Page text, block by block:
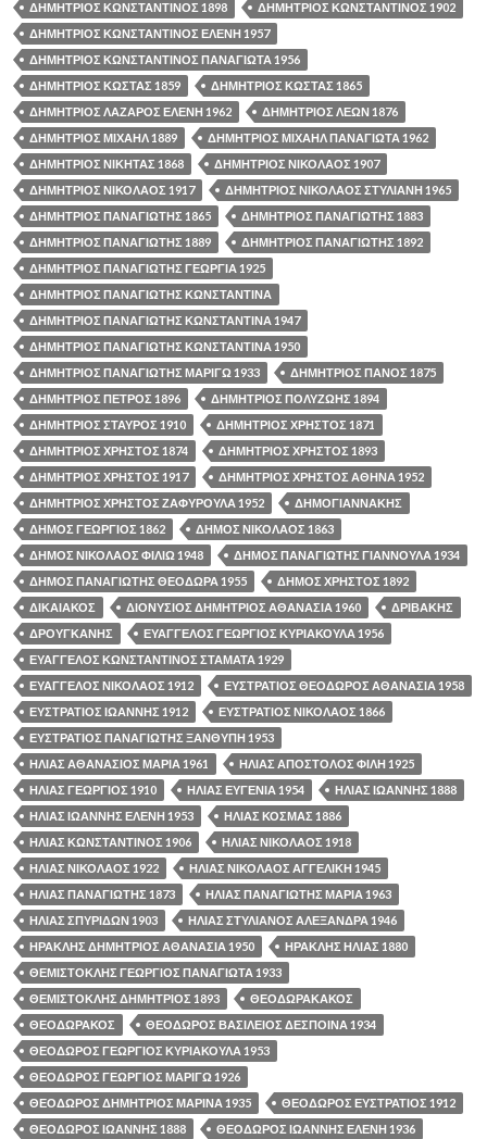
ΔΗΜΗΤΡΙΟΣ ΚΩΝΣΤΑΝΤΙΝΟΣ 1898
ΔΗΜΗΤΡΙΟΣ ΚΩΝΣΤΑΝΤΙΝΟΣ 1902
ΔΗΜΗΤΡΙΟΣ ΚΩΝΣΤΑΝΤΙΝΟΣ ΕΛΕΝΗ 1957
ΔΗΜΗΤΡΙΟΣ ΚΩΝΣΤΑΝΤΙΝΟΣ ΠΑΝΑΓΙΩΤΑ 1956
ΔΗΜΗΤΡΙΟΣ ΚΩΣΤΑΣ 1859
ΔΗΜΗΤΡΙΟΣ ΚΩΣΤΑΣ 1865
ΔΗΜΗΤΡΙΟΣ ΛΑΖΑΡΟΣ ΕΛΕΝΗ 1962
ΔΗΜΗΤΡΙΟΣ ΛΕΩΝ 1876
ΔΗΜΗΤΡΙΟΣ ΜΙΧΑΗΛ 1889
ΔΗΜΗΤΡΙΟΣ ΜΙΧΑΗΛ ΠΑΝΑΓΙΩΤΑ 1962
ΔΗΜΗΤΡΙΟΣ ΝΙΚΗΤΑΣ 1868
ΔΗΜΗΤΡΙΟΣ ΝΙΚΟΛΑΟΣ 1907
ΔΗΜΗΤΡΙΟΣ ΝΙΚΟΛΑΟΣ 1917
ΔΗΜΗΤΡΙΟΣ ΝΙΚΟΛΑΟΣ ΣΤΥΛΙΑΝΗ 1965
ΔΗΜΗΤΡΙΟΣ ΠΑΝΑΓΙΩΤΗΣ 1865
ΔΗΜΗΤΡΙΟΣ ΠΑΝΑΓΙΩΤΗΣ 1883
ΔΗΜΗΤΡΙΟΣ ΠΑΝΑΓΙΩΤΗΣ 1889
ΔΗΜΗΤΡΙΟΣ ΠΑΝΑΓΙΩΤΗΣ 1892
ΔΗΜΗΤΡΙΟΣ ΠΑΝΑΓΙΩΤΗΣ ΓΕΩΡΓΙΑ 1925
ΔΗΜΗΤΡΙΟΣ ΠΑΝΑΓΙΩΤΗΣ ΚΩΝΣΤΑΝΤΙΝΑ
ΔΗΜΗΤΡΙΟΣ ΠΑΝΑΓΙΩΤΗΣ ΚΩΝΣΤΑΝΤΙΝΑ 1947
ΔΗΜΗΤΡΙΟΣ ΠΑΝΑΓΙΩΤΗΣ ΚΩΝΣΤΑΝΤΙΝΑ 1950
ΔΗΜΗΤΡΙΟΣ ΠΑΝΑΓΙΩΤΗΣ ΜΑΡΙΓΩ 1933
ΔΗΜΗΤΡΙΟΣ ΠΑΝΟΣ 1875
ΔΗΜΗΤΡΙΟΣ ΠΕΤΡΟΣ 1896
ΔΗΜΗΤΡΙΟΣ ΠΟΛΥΖΩΗΣ 1894
ΔΗΜΗΤΡΙΟΣ ΣΤΑΥΡΟΣ 1910
ΔΗΜΗΤΡΙΟΣ ΧΡΗΣΤΟΣ 1871
ΔΗΜΗΤΡΙΟΣ ΧΡΗΣΤΟΣ 1874
ΔΗΜΗΤΡΙΟΣ ΧΡΗΣΤΟΣ 1893
ΔΗΜΗΤΡΙΟΣ ΧΡΗΣΤΟΣ 1917
ΔΗΜΗΤΡΙΟΣ ΧΡΗΣΤΟΣ ΑΘΗΝΑ 1952
ΔΗΜΗΤΡΙΟΣ ΧΡΗΣΤΟΣ ΖΑΦΥΡΟΥΛΑ 1952
ΔΗΜΟΓΙΑΝΝΑΚΗΣ
ΔΗΜΟΣ ΓΕΩΡΓΙΟΣ 1862
ΔΗΜΟΣ ΝΙΚΟΛΑΟΣ 1863
ΔΗΜΟΣ ΝΙΚΟΛΑΟΣ ΦΙΛΙΩ 1948
ΔΗΜΟΣ ΠΑΝΑΓΙΩΤΗΣ ΓΙΑΝΝΟΥΛΑ 1934
ΔΗΜΟΣ ΠΑΝΑΓΙΩΤΗΣ ΘΕΟΔΩΡΑ 1955
ΔΗΜΟΣ ΧΡΗΣΤΟΣ 1892
ΔΙΚΑΙΑΚΟΣ
ΔΙΟΝΥΣΙΟΣ ΔΗΜΗΤΡΙΟΣ ΑΘΑΝΑΣΙΑ 1960
ΔΡΙΒΑΚΗΣ
ΔΡΟΥΓΚΑΝΗΣ
ΕΥΑΓΓΕΛΟΣ ΓΕΩΡΓΙΟΣ ΚΥΡΙΑΚΟΥΛΑ 1956
ΕΥΑΓΓΕΛΟΣ ΚΩΝΣΤΑΝΤΙΝΟΣ ΣΤΑΜΑΤΑ 1929
ΕΥΑΓΓΕΛΟΣ ΝΙΚΟΛΑΟΣ 1912
ΕΥΣΤΡΑΤΙΟΣ ΘΕΟΔΩΡΟΣ ΑΘΑΝΑΣΙΑ 1958
ΕΥΣΤΡΑΤΙΟΣ ΙΩΑΝΝΗΣ 1912
ΕΥΣΤΡΑΤΙΟΣ ΝΙΚΟΛΑΟΣ 1866
ΕΥΣΤΡΑΤΙΟΣ ΠΑΝΑΓΙΩΤΗΣ ΞΑΝΘΥΠΗ 1953
ΗΛΙΑΣ ΑΘΑΝΑΣΙΟΣ ΜΑΡΙΑ 1961
ΗΛΙΑΣ ΑΠΟΣΤΟΛΟΣ ΦΙΛΗ 1925
ΗΛΙΑΣ ΓΕΩΡΓΙΟΣ 1910
ΗΛΙΑΣ ΕΥΓΕΝΙΑ 1954
ΗΛΙΑΣ ΙΩΑΝΝΗΣ 1888
ΗΛΙΑΣ ΙΩΑΝΝΗΣ ΕΛΕΝΗ 1953
ΗΛΙΑΣ ΚΟΣΜΑΣ 1886
ΗΛΙΑΣ ΚΩΝΣΤΑΝΤΙΝΟΣ 1906
ΗΛΙΑΣ ΝΙΚΟΛΑΟΣ 1918
ΗΛΙΑΣ ΝΙΚΟΛΑΟΣ 1922
ΗΛΙΑΣ ΝΙΚΟΛΑΟΣ ΑΓΓΕΛΙΚΗ 1945
ΗΛΙΑΣ ΠΑΝΑΓΙΩΤΗΣ 1873
ΗΛΙΑΣ ΠΑΝΑΓΙΩΤΗΣ ΜΑΡΙΑ 1963
ΗΛΙΑΣ ΣΠΥΡΙΔΩΝ 1903
ΗΛΙΑΣ ΣΤΥΛΙΑΝΟΣ ΑΛΕΞΑΝΔΡΑ 1946
ΗΡΑΚΛΗΣ ΔΗΜΗΤΡΙΟΣ ΑΘΑΝΑΣΙΑ 1950
ΗΡΑΚΛΗΣ ΗΛΙΑΣ 1880
ΘΕΜΙΣΤΟΚΛΗΣ ΓΕΩΡΓΙΟΣ ΠΑΝΑΓΙΩΤΑ 1933
ΘΕΜΙΣΤΟΚΛΗΣ ΔΗΜΗΤΡΙΟΣ 1893
ΘΕΟΔΩΡΑΚΑΚΟΣ
ΘΕΟΔΩΡΑΚΟΣ
ΘΕΟΔΩΡΟΣ ΒΑΣΙΛΕΙΟΣ ΔΕΣΠΟΙΝΑ 1934
ΘΕΟΔΩΡΟΣ ΓΕΩΡΓΙΟΣ ΚΥΡΙΑΚΟΥΛΑ 1953
ΘΕΟΔΩΡΟΣ ΓΕΩΡΓΙΟΣ ΜΑΡΙΓΩ 1926
ΘΕΟΔΩΡΟΣ ΔΗΜΗΤΡΙΟΣ ΜΑΡΙΝΑ 1935
ΘΕΟΔΩΡΟΣ ΕΥΣΤΡΑΤΙΟΣ 1912
ΘΕΟΔΩΡΟΣ ΙΩΑΝΝΗΣ 1888
ΘΕΟΔΩΡΟΣ ΙΩΑΝΝΗΣ ΕΛΕΝΗ 1936